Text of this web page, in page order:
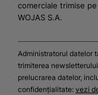
comerciale trimise
WOJAS S.A.
Administratorul datelor
trimiterea
prelucrarea datelor,
confidențialitate: vezi